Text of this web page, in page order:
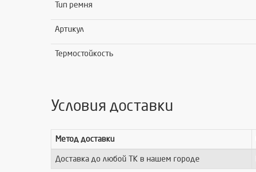
Тип ремня
Артикул
Термостойкость
Условия доставки
Метод доставки
Доставка до любой ТК в нашем городе